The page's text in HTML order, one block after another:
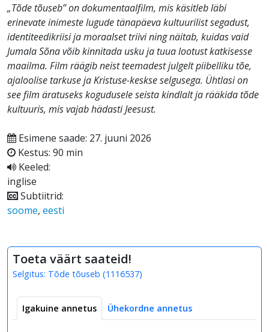
„Tõde tõuseb” on dokumentaalfilm, mis käsitleb läbi
erinevate inimeste lugude tänapäeva kultuurilist segadust,
identiteedikriisi ja moraalset triivi ning näitab, kuidas vaid
Jumala Sõna võib kinnitada usku ja tuua lootust katkisesse
maailma. Film räägib neist teemadest julgelt piibelliku tõe,
ajaloolise tarkuse ja Kristuse-keskse selgusega. Ühtlasi on
see film äratuseks kogudusele seista kindlalt ja rääkida tõde
kultuuris, mis vajab hädasti Jeesust.
Esimene saade: 27. juuni 2026
Kestus: 90 min
Keeled:
inglise
Subtiitrid:
soome, eesti
Toeta väärt saateid!
Selgitus: Tõde tõuseb (1116537)
Igakuine annetus Ühekordne annetus